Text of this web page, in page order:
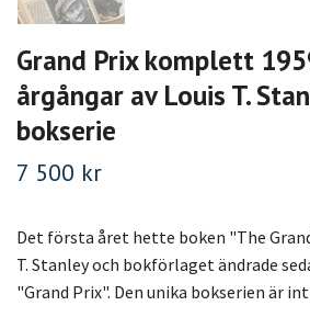
Grand Prix komplett
årgångar av Louis T.
bokserie
7 500 kr
Det första året hette boken "The
T. Stanley och bokförlaget ändrade
"Grand Prix". Den unika bokserien är int